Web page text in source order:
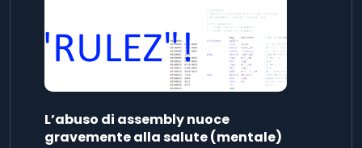
L’abuso di assembly nuoce
gravemente alla salute (mentale)